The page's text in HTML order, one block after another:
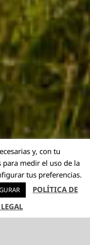
y, con tu
medir el uso de la
tus preferencias.
POLÍTICA DE